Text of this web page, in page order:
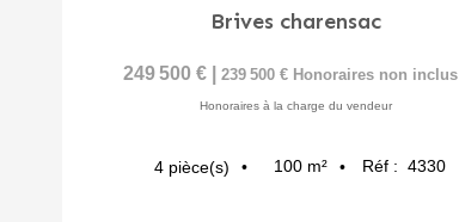
Brives charensac
249 500 € 239 500 € Honoraires non inclus
Honoraires à la charge du vendeur
4 pièce(s) 100 m² Réf : 4330